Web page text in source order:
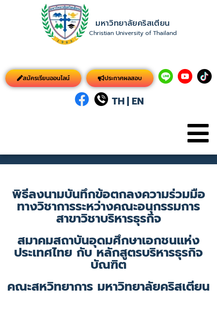
มหาวิทยาลัยคริสเตียน
Christian University of Thailand
สมัครเรียนออนไลน์ ประกาศผลสอบ
TH| EN
พิธีลงนามบันทึกข้อตกลงความร่วมมือ
ทางวิชาการระหว่างคณะอนุกรรมการ
สาขาวิชาบริหารธุรกิจ
สมาคมสถาบันอุดมศึกษาเอกชนแห่ง
ประเทศไทย กับ หลักสูตรบริหารธุรกิจ
บัณฑิต
คณะสหวิทยาการ มหาวิทยาลัยคริสเตียน